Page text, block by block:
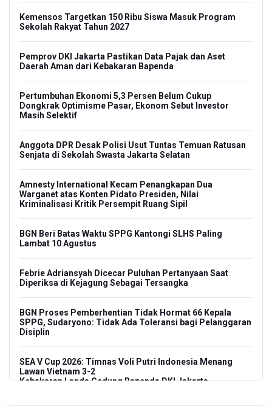
Kemensos Targetkan 150 Ribu Siswa Masuk Program
Sekolah Rakyat Tahun 2027
Pemprov DKI Jakarta Pastikan Data Pajak dan Aset
Daerah Aman dari Kebakaran Bapenda
Pertumbuhan Ekonomi 5,3 Persen Belum Cukup
Dongkrak Optimisme Pasar, Ekonom Sebut Investor
Masih Selektif
Anggota DPR Desak Polisi Usut Tuntas Temuan Ratusan
Senjata di Sekolah Swasta Jakarta Selatan
Amnesty International Kecam Penangkapan Dua
Warganet atas Konten Pidato Presiden, Nilai
Kriminalisasi Kritik Persempit Ruang Sipil
BGN Beri Batas Waktu SPPG Kantongi SLHS Paling
Lambat 10 Agustus
Febrie Adriansyah Dicecar Puluhan Pertanyaan Saat
Diperiksa di Kejagung Sebagai Tersangka
BGN Proses Pemberhentian Tidak Hormat 66 Kepala
SPPG, Sudaryono: Tidak Ada Toleransi bagi Pelanggaran
Disiplin
SEA V Cup 2026: Timnas Voli Putri Indonesia Menang
Lawan Vietnam 3-2
Kebakaran Landa Gedung Bapenda DKI Jakarta